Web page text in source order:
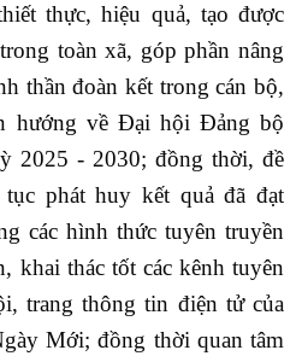
thực, hiệu quả, tạo được
toàn xã, góp phần nâng
thần đoàn kết trong cán bộ,
hướng về Đại hội Đảng bộ
2025 - 2030; đồng thời, đề
phát huy kết quả đã đạt
các hình thức tuyên truyền
khai thác tốt các kênh tuyên
trang thông tin điện tử của
Mới; đồng thời quan tâm